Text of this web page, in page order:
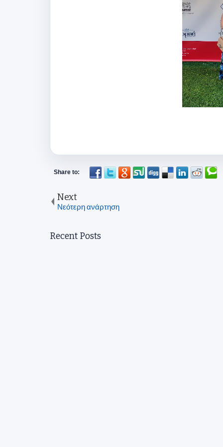
Next
Νεότερη ανάρτηση
Recent Posts